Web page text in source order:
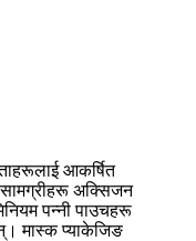
आकर्षित
सामग्रीहरू अक्सिजन
पन्नी पाउचहरू
मास्क प्याकेजिङ